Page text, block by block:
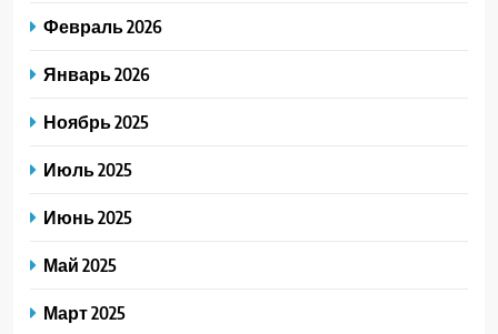
Февраль 2026
Январь 2026
Ноябрь 2025
Июль 2025
Июнь 2025
Май 2025
Март 2025